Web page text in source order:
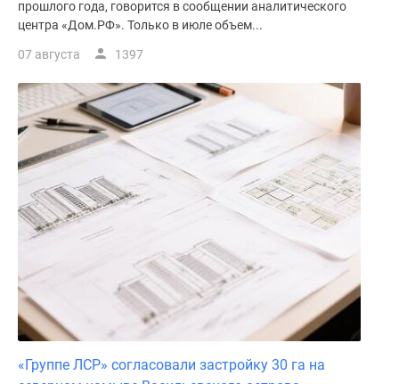
прошлого года, говорится в сообщении аналитического
центра «Дом.РФ». Только в июле объем...
07 августа 1397
«Группе ЛСР» согласовали застройку 30 га на